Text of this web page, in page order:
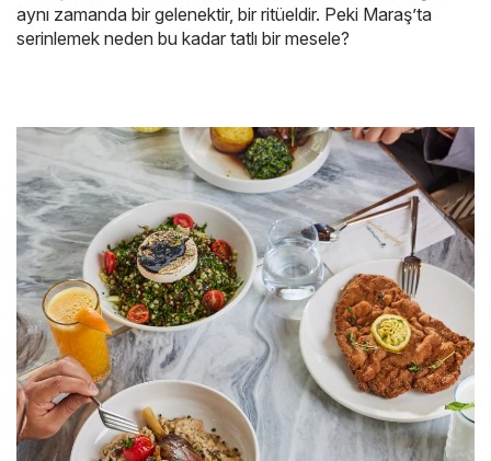
aynı zamanda bir gelenektir, bir ritüeldir. Peki Maraş’ta
serinlemek neden bu kadar tatlı bir mesele?